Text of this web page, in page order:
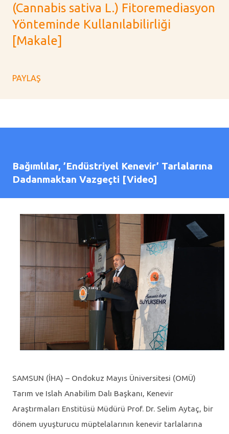
(Cannabis sativa L.) Fitoremediasyon
Yönteminde Kullanılabilirliği
[Makale]
PAYLAŞ
Bağımlılar, ’Endüstriyel Kenevir’ Tarlalarına
Dadanmaktan Vazgeçti [Video]
SAMSUN (İHA) – Ondokuz Mayıs Üniversitesi (OMÜ)
Tarım ve Islah Anabilim Dalı Başkanı, Kenevir
Araştırmaları Enstitüsü Müdürü Prof. Dr. Selim Aytaç, bir
dönem uyuşturucu müptelalarının kenevir tarlalarına